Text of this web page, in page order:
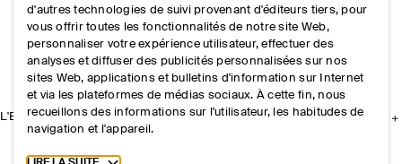
L'ENTREPRISE
d'autres technologies de suivi provenant d'éditeurs tiers, pour
vous offrir toutes les fonctionnalités de notre site Web,
personnaliser votre expérience utilisateur, effectuer des
analyses et diffuser des publicités personnalisées sur nos
sites Web, applications et bulletins d'information sur Internet
et via les plateformes de médias sociaux. À cette fin, nous
recueillons des informations sur l'utilisateur, les habitudes de
navigation et l'appareil.